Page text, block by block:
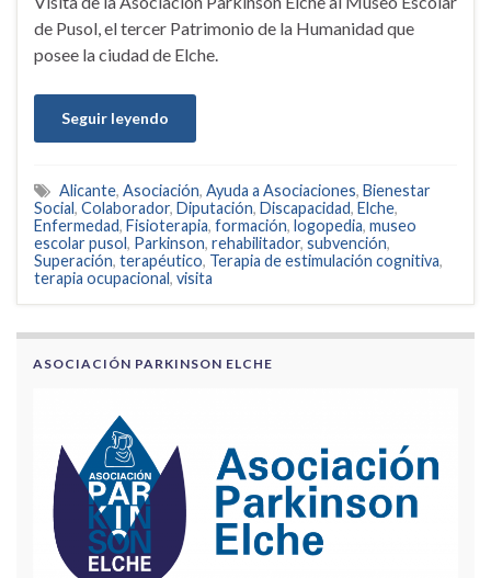
de Pusol, el tercer Patrimonio de la Humanidad que
posee la ciudad de Elche.
Seguir leyendo
Alicante, Asociación, Ayuda a Asociaciones, Bienestar
Social, Colaborador, Diputación, Discapacidad, Elche,
Enfermedad, Fisioterapia, formación, logopedia, museo
escolar pusol, Parkinson, rehabilitador, subvención,
Superación, terapéutico, Terapia de estimulación cognitiva,
terapia ocupacional, visita
ASOCIACIÓN PARKINSON ELCHE